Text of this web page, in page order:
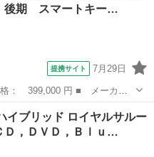
後期 スマートキー…
提携サイト 7月29日
グレード名： ロイヤルサ
スマートキー プッシュス
イブリッド ロイヤルサルー
，ＤＶＤ，Ｂｌｕ…